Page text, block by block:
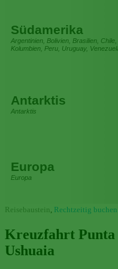
Südamerika
Argentinien, Bolivien, Brasilien, Chile, Ecuador,
Kolumbien, Peru, Uruguay,
Antarktis
Antarktis
Europa
Europa
Reisebaustein Rechtzeitig
Kreuzfahrt Punta
Ushuaia